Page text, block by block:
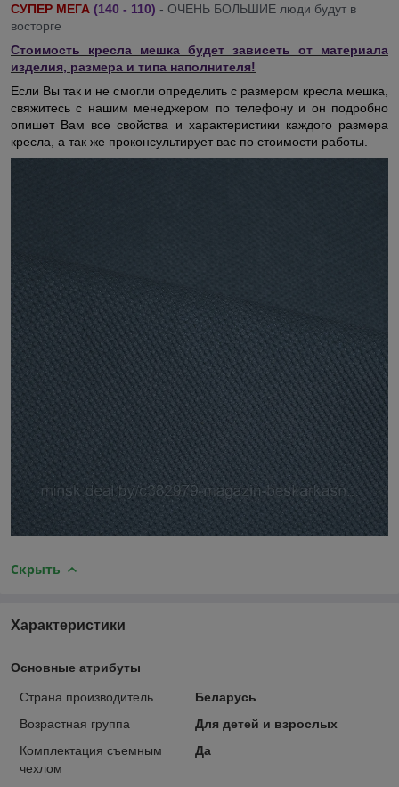
СУПЕР МЕГА (140 - 110) - ОЧЕНЬ БОЛЬШИЕ люди будут в
восторге
Стоимость кресла мешка будет зависеть от материала
изделия, размера и типа наполнителя!
Если Вы так и не смогли определить с размером кресла мешка,
свяжитесь с нашим менеджером по телефону и он подробно
опишет Вам все свойства и характеристики каждого размера
кресла, а так же проконсультирует вас по стоимости работы.
Скрыть
Характеристики
Основные атрибуты
Страна производитель
Беларусь
Возрастная группа
Для детей и взрослых
Комплектация съемным
чехлом
Да